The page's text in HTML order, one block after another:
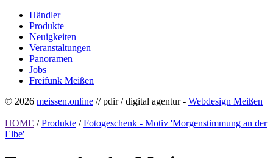
Händler
Produkte
Neuigkeiten
Veranstaltungen
Panoramen
Jobs
Freifunk Meißen
© 2026 meissen.online // pdir / digital agentur - Webdesign Meißen
HOME / Produkte / Fotogeschenk - Motiv 'Morgenstimmung an der
Elbe'